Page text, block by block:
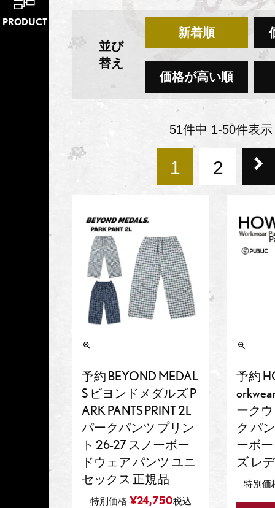
PRODUCT
並び
替え
新着順
価格が高い順
51件中 1-50件表示
1 2
予約 BEYOND MEDAL
S ビヨンドメダルズ P
ARK PANTS PRINT 2L
パークパンツ プリン
ト 26-27 スノーボー
ドウェア パンツ ユニ
セックス 正規品
特別価格 ¥24,750税込
予約
ーク
ク パ
ーボ
ズ レ
特別価